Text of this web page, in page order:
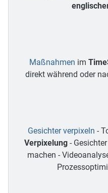
Maßnahmen im
direkt während oder
Gesichter verpixeln -
Verpixelung -
machen -